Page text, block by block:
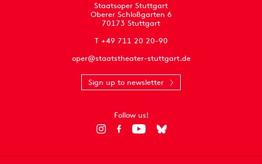
Staatsoper Stuttgart
Oberer Schloßgarten 6
70173 Stuttgart
T +49 711 20 20-90
oper@staatstheater-stuttgart.de
Sign up to newsletter
Follow us!